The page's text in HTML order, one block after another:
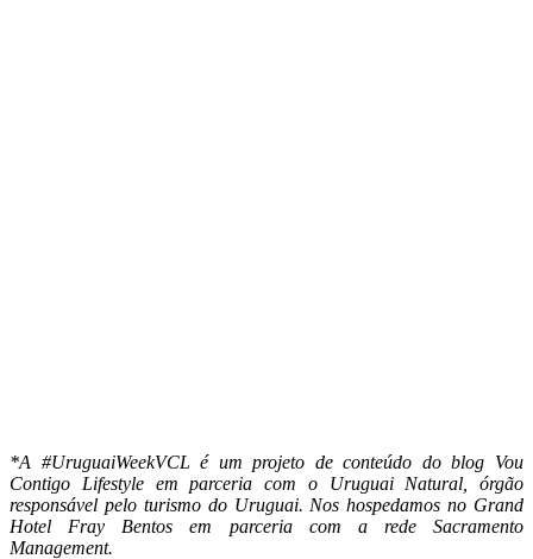
*A #UruguaiWeekVCL é um projeto de conteúdo do blog Vou
Contigo Lifestyle em parceria com o Uruguai Natural, órgão
responsável pelo turismo do Uruguai. Nos hospedamos no Grand
Hotel Fray Bentos em parceria com a rede Sacramento
Management.